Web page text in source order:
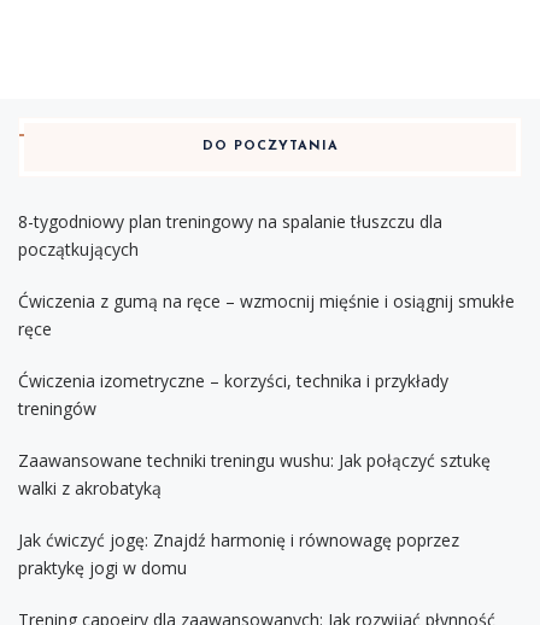
DO POCZYTANIA
8-tygodniowy plan treningowy na spalanie tłuszczu dla
początkujących
Ćwiczenia z gumą na ręce – wzmocnij mięśnie i osiągnij smukłe
ręce
Ćwiczenia izometryczne – korzyści, technika i przykłady
treningów
Zaawansowane techniki treningu wushu: Jak połączyć sztukę
walki z akrobatyką
Jak ćwiczyć jogę: Znajdź harmonię i równowagę poprzez
praktykę jogi w domu
Trening capoeiry dla zaawansowanych: Jak rozwijać płynność